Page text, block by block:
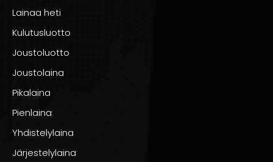
Lainaa heti
Kulutusluotto
Joustoluotto
Joustolaina
Pikalaina
Pienlaina
Yhdistelylaina
Järjestelylaina